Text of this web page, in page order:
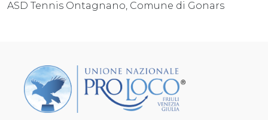
ASD Tennis Ontagnano, Comune di Gonars